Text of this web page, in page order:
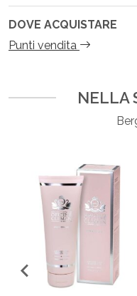
DOVE ACQUISTARE
Punti vendita
NELLA